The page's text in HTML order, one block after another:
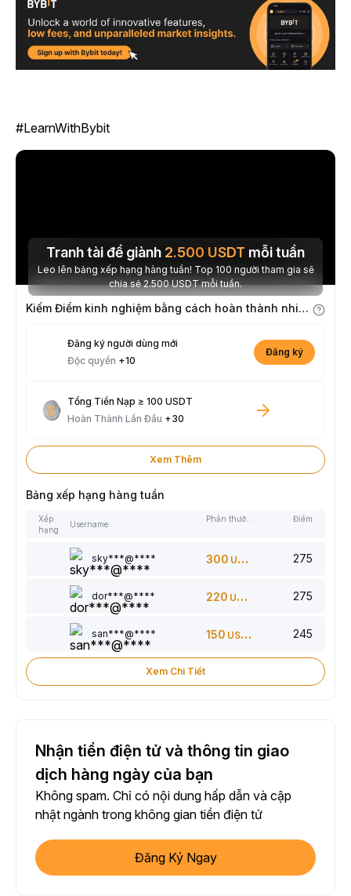
#LearnWithBybit
Tranh tài để giành 2.500 USDT mỗi tuần
Leo lên bảng xếp hạng hàng tuần! Top 100 người tham gia sẽ
chia sẻ 2.500 USDT mỗi tuần.
Kiếm Điểm kinh nghiệm bằng cách hoàn thành nhiệm vụ
Đăng ký người dùng mới
Độc quyền +10
Đăng ký
Tổng Tiền Nạp ≥ 100 USDT
Hoàn Thành Lần Đầu +30
Xem Thêm
Bảng xếp hạng hàng tuần
Xếp
hạng
Username
Điểm
sky***@**** 300 USDT 275
dor***@**** 220 USDT 275
san***@**** 150 USDT 245
Xem Chi Tiết
Nhận tiền điện tử và thông tin giao
dịch hàng ngày của bạn
Không spam. Chỉ có nội dung hấp dẫn và cập
nhật ngành trong không gian tiền điện tử
Đăng Ký Ngay